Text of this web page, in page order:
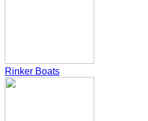
Rinker Boats